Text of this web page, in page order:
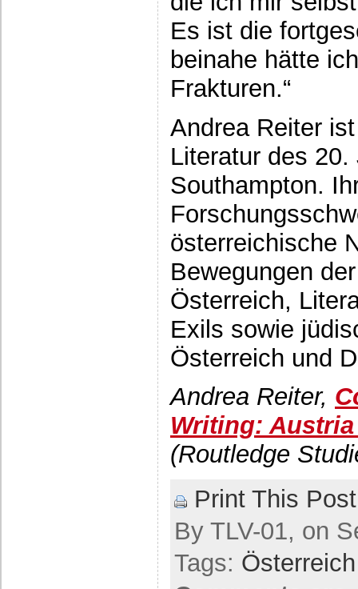
Es ist die
beinahe hätte
Frakturen.“
Andrea Reiter
Literatur des
Southampton.
österreichische
Bewegungen
Österreich,
Exils sowie
Österreich und
Andrea Reiter,
Writing:
(Routledge
Print This Post
By TLV-01, on
Tags: Österreich